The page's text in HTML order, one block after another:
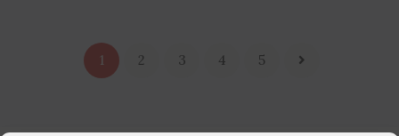
1 2 3 4 5